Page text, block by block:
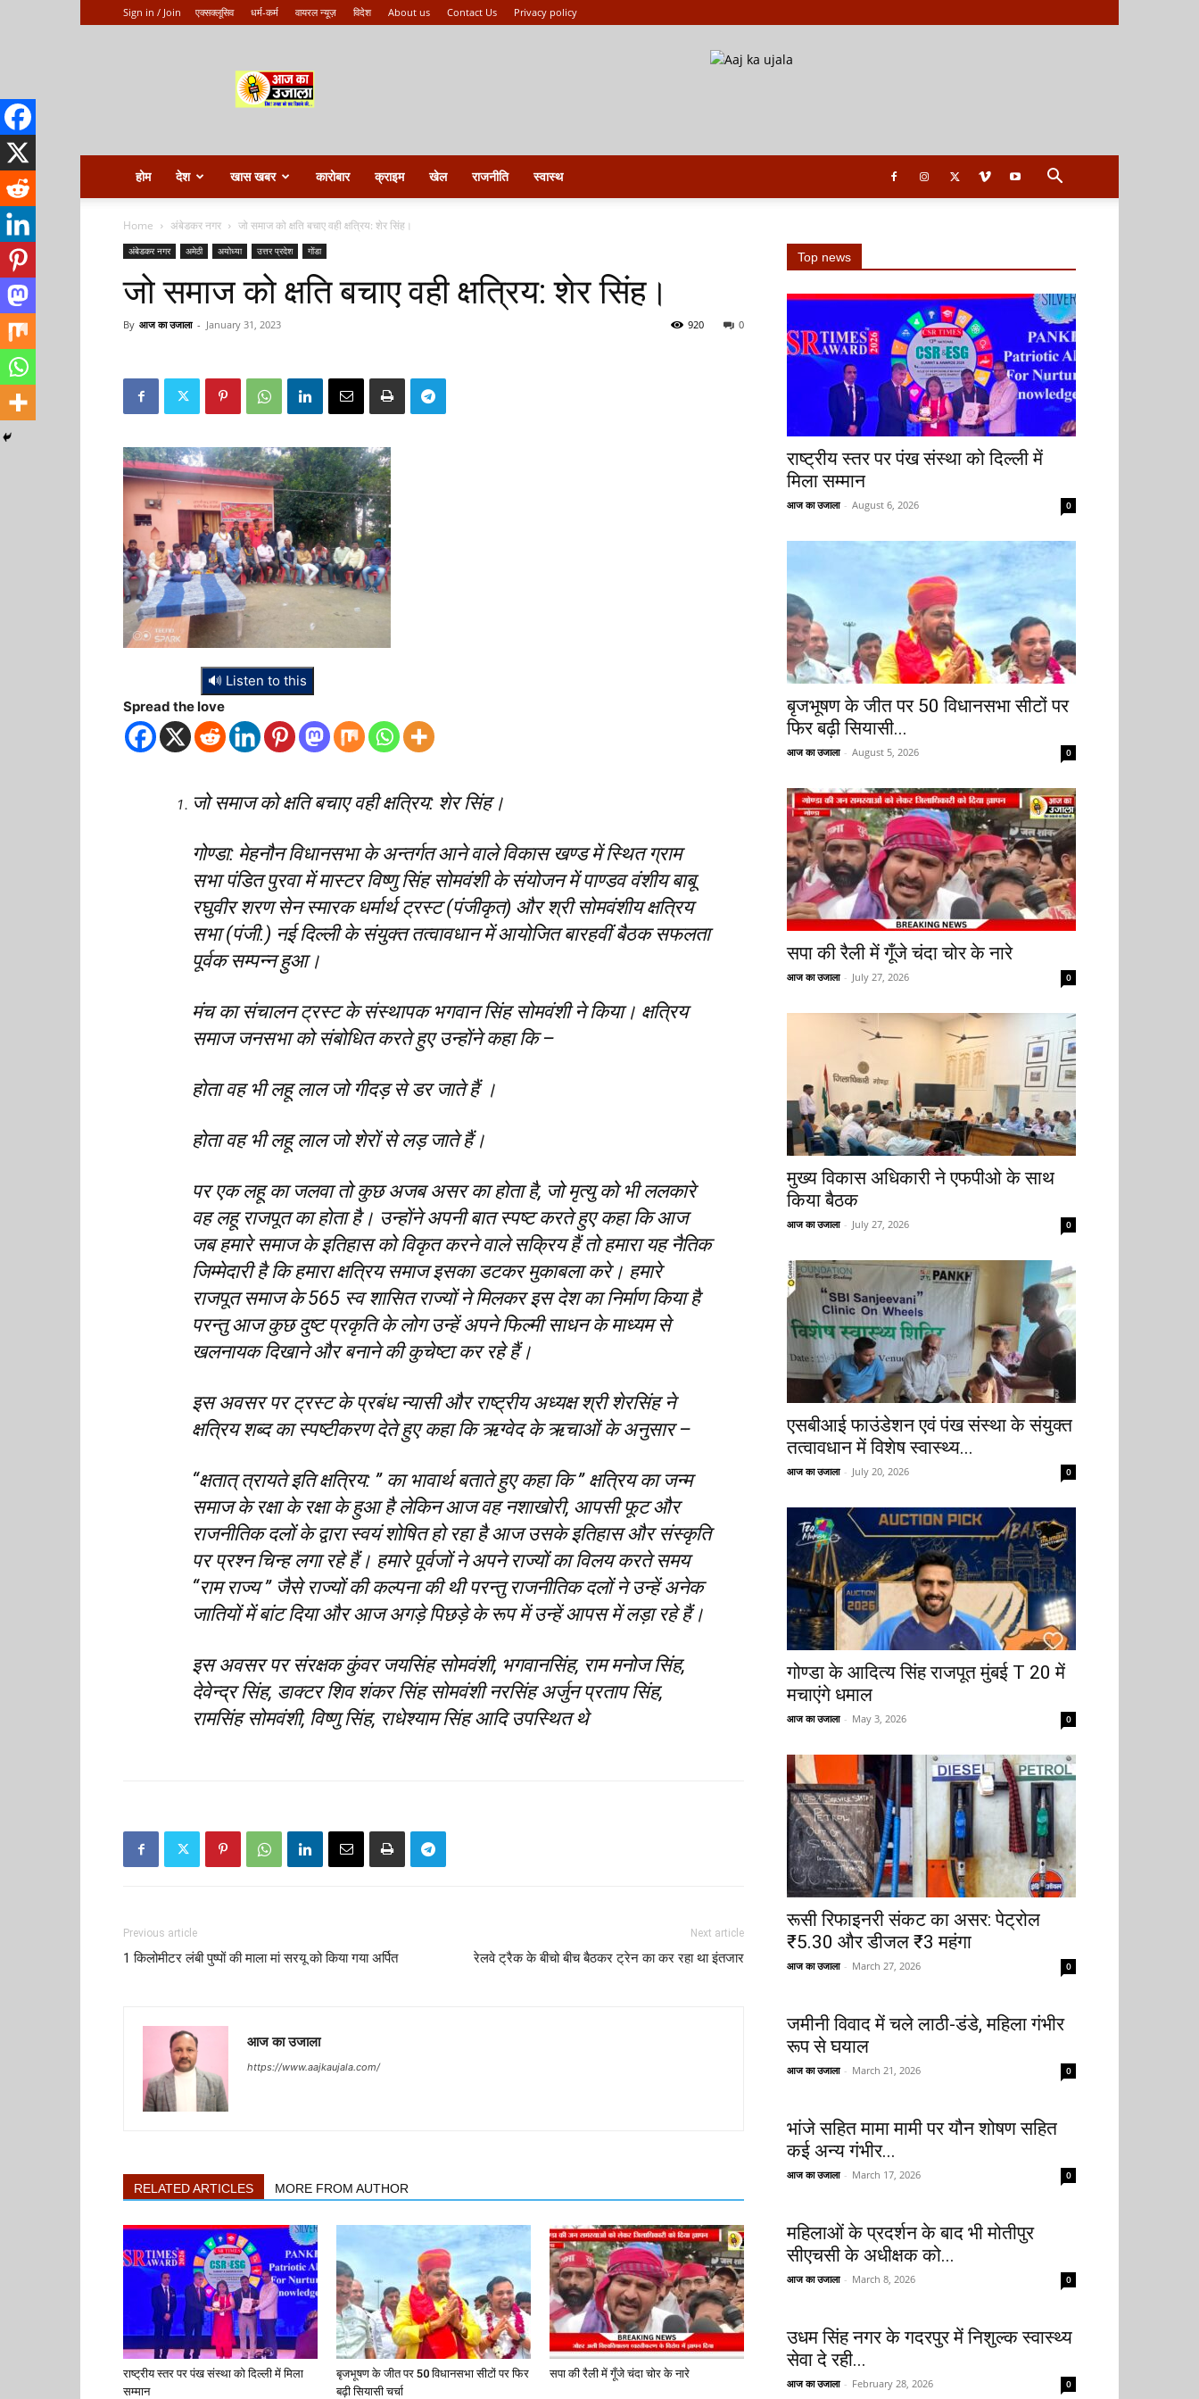
Sign in / Join एक्सक्लूसिव धर्म-कर्म वायरल न्यूज़ विदेश About us Contact Us Privacy policy
ka
ujala
होम देश खास खबर कारोबार क्राइम खेल राजनीति स्वास्थ
Home अंबेडकर नगर जो समाज को क्षति बचाए वही क्षत्रिय: शेर सिंह।
अंबेडकर नगर अमेठी अयोध्या उत्तर प्रदेश गोंडा
जो समाज को क्षति बचाए वही क्षत्रिय: शेर सिंह।
By आज का उजाला - January 31, 2023 0
920
🔊 Listen to this
Spread the love
जो समाज को क्षति बचाए वही क्षत्रिय: शेर सिंह।
गोण्डा: मेहनौन विधानसभा के अन्तर्गत आने वाले विकास खण्ड में स्थित ग्राम
सभा पंडित पुरवा में मास्टर विष्णु सिंह सोमवंशी के संयोजन में पाण्डव वंशीय बाबू
रघुवीर शरण सेन स्मारक धर्मार्थ ट्रस्ट (पंजीकृत) और श्री सोमवंशीय क्षत्रिय
सभा (पंजी.) नई दिल्ली के संयुक्त तत्वावधान में आयोजित बारहवीं बैठक सफलता
पूर्वक सम्पन्न हुआ।
मंच का संचालन ट्रस्ट के संस्थापक भगवान सिंह सोमवंशी ने किया। क्षत्रिय
समाज जनसभा को संबोधित करते हुए उन्होंने कहा कि –
होता वह भी लहू लाल जो गीदड़ से डर जाते हैं ।
होता वह भी लहू लाल जो शेरों से लड़ जाते हैं।
पर एक लहू का जलवा तो कुछ अजब असर का होता है, जो मृत्यु को भी ललकारे
वह लहू राजपूत का होता है। उन्होंने अपनी बात स्पष्ट करते हुए कहा कि आज
जब हमारे समाज के इतिहास को विकृत करने वाले सक्रिय हैं तो हमारा यह नैतिक
जिम्मेदारी है कि हमारा क्षत्रिय समाज इसका डटकर मुकाबला करे। हमारे
राजपूत समाज के 565 स्व शासित राज्यों ने मिलकर इस देश का निर्माण किया है
परन्तु आज कुछ दुष्ट प्रकृति के लोग उन्हें अपने फिल्मी साधन के माध्यम से
खलनायक दिखाने और बनाने की कुचेष्टा कर रहे हैं।
इस अवसर पर ट्रस्ट के प्रबंध न्यासी और राष्ट्रीय अध्यक्ष श्री शेरसिंह ने
क्षत्रिय शब्द का स्पष्टीकरण देते हुए कहा कि ऋग्वेद के ऋचाओं के अनुसार –
“क्षतात् त्रायते इति क्षत्रिय: ” का भावार्थ बताते हुए कहा कि ” क्षत्रिय का जन्म
समाज के रक्षा के रक्षा के हुआ है लेकिन आज वह नशाखोरी, आपसी फूट और
राजनीतिक दलों के द्वारा स्वयं शोषित हो रहा है आज उसके इतिहास और संस्कृति
पर प्रश्न चिन्ह लगा रहे हैं। हमारे पूर्वजों ने अपने राज्यों का विलय करते समय
“राम राज्य ” जैसे राज्यों की कल्पना की थी परन्तु राजनीतिक दलों ने उन्हें अनेक
जातियों में बांट दिया और आज अगड़े पिछड़े के रूप में उन्हें आपस में लड़ा रहे हैं।
इस अवसर पर संरक्षक कुंवर जयसिंह सोमवंशी, भगवानसिंह, राम मनोज सिंह,
देवेन्द्र सिंह, डाक्टर शिव शंकर सिंह सोमवंशी नरसिंह अर्जुन प्रताप सिंह,
रामसिंह सोमवंशी, विष्णु सिंह, राधेश्याम सिंह आदि उपस्थित थे
Previous article
1 किलोमीटर लंबी पुष्पों की माला मां सरयू को किया गया अर्पित
Next article
रेलवे ट्रैक के बीचो बीच बैठकर ट्रेन का कर रहा था इंतजार
आज का उजाला
https://www.aajkaujala.com/
RELATED ARTICLES MORE FROM AUTHOR
राष्ट्रीय स्तर पर पंख संस्था को दिल्ली में मिला
सम्मान
बृजभूषण के जीत पर 50 विधानसभा सीटों पर फिर
बढ़ी सियासी चर्चा
सपा की रैली में गूँजे चंदा चोर के नारे
Top news
राष्ट्रीय स्तर पर पंख संस्था को दिल्ली में
मिला सम्मान
आज का उजाला - August 6, 2026 0
बृजभूषण के जीत पर 50 विधानसभा सीटों पर
फिर बढ़ी सियासी...
आज का उजाला - August 5, 2026 0
सपा की रैली में गूँजे चंदा चोर के नारे
आज का उजाला - July 27, 2026 0
मुख्य विकास अधिकारी ने एफपीओ के साथ
किया बैठक
आज का उजाला - July 27, 2026 0
एसबीआई फाउंडेशन एवं पंख संस्था के संयुक्त
तत्वावधान में विशेष स्वास्थ्य...
आज का उजाला - July 20, 2026 0
गोण्डा के आदित्य सिंह राजपूत मुंबई T 20 में
मचाएंगे धमाल
आज का उजाला - May 3, 2026 0
रूसी रिफाइनरी संकट का असर: पेट्रोल
₹5.30 और डीजल ₹3 महंगा
आज का उजाला - March 27, 2026 0
जमीनी विवाद में चले लाठी-डंडे, महिला गंभीर
रूप से घयाल
आज का उजाला - March 21, 2026 0
भांजे सहित मामा मामी पर यौन शोषण सहित
कई अन्य गंभीर...
आज का उजाला - March 17, 2026 0
महिलाओं के प्रदर्शन के बाद भी मोतीपुर
सीएचसी के अधीक्षक को...
आज का उजाला - March 8, 2026 0
उधम सिंह नगर के गदरपुर में निशुल्क स्वास्थ्य
सेवा दे रही...
आज का उजाला - February 28, 2026 0